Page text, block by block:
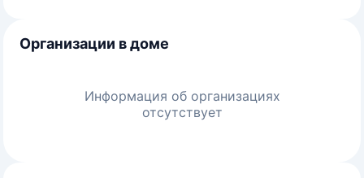
Организации в доме
Информация об организациях
отсутствует